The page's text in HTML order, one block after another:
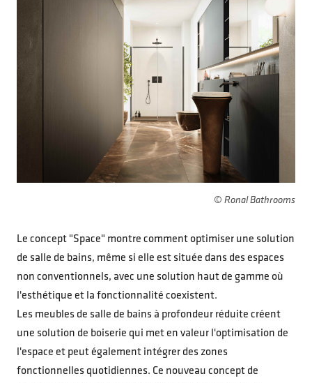
© Ronal Bathrooms
Le concept "Space" montre comment optimiser une solution
de salle de bains, même si elle est située dans des espaces
non conventionnels, avec une solution haut de gamme où
l'esthétique et la fonctionnalité coexistent.
Les meubles de salle de bains à profondeur réduite créent
une solution de boiserie qui met en valeur l'optimisation de
l'espace et peut également intégrer des zones
fonctionnelles quotidiennes. Ce nouveau concept de